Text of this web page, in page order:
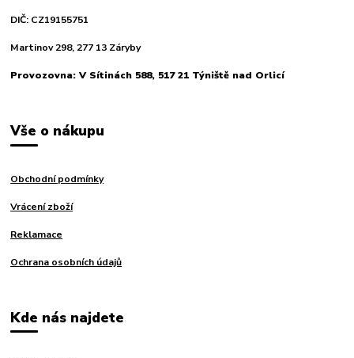
DIČ: CZ19155751
Martinov 298, 277 13 Záryby
Provozovna: V Sítinách 588, 517 21 Týniště nad Orlicí
Vše o nákupu
Obchodní podmínky
Vrácení zboží
Reklamace
Ochrana osobních údajů
Kde nás najdete